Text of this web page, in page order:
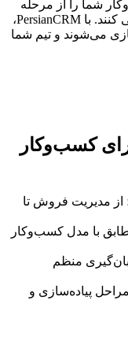
شما را از مرحله
جذب سرنخ تا وفادارسازی مشتریان همراهی کنند. با PersianCRM،
می‌شوند و تیم شما
کسب‌وکار
از مدیریت فروش تا
با مدل کسب‌وکار
منظم
پیاده‌سازی و